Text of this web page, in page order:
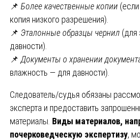
📌 Более качественные копии
копия низкого разрешения).
📌 Эталонные образцы чернил (для
давности).
📌 Документы о хранении
влажность — для давности).
Следователь/судья обязаны
эксперта и предоставить
материалы. Виды материалов,
почерковедческую экспертизу,